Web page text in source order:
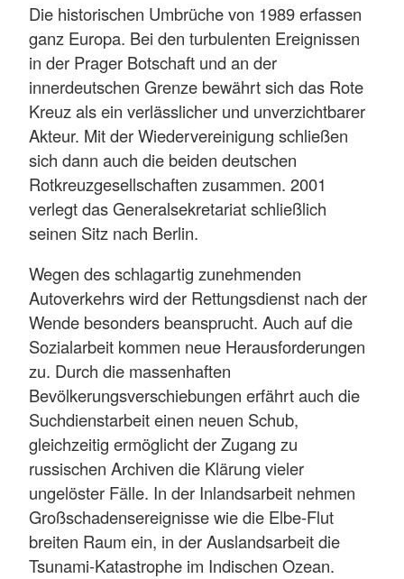
Die historischen Umbrüche von 1989 erfassen
ganz Europa. Bei den turbulenten Ereignissen
in der Prager Botschaft und an der
innerdeutschen Grenze bewährt sich das Rote
Kreuz als ein verlässlicher und unverzichtbarer
Akteur. Mit der Wiedervereinigung schließen
sich dann auch die beiden deutschen
Rotkreuzgesellschaften zusammen. 2001
verlegt das Generalsekretariat schließlich
seinen Sitz nach Berlin.
Wegen des schlagartig zunehmenden
Autoverkehrs wird der Rettungsdienst nach der
Wende besonders beansprucht. Auch auf die
Sozialarbeit kommen neue Herausforderungen
zu. Durch die massenhaften
Bevölkerungsverschiebungen erfährt auch die
Suchdienstarbeit einen neuen Schub,
gleichzeitig ermöglicht der Zugang zu
russischen Archiven die Klärung vieler
ungelöster Fälle. In der Inlandsarbeit nehmen
Großschadensereignisse wie die Elbe-Flut
breiten Raum ein, in der Auslandsarbeit die
Tsunami-Katastrophe im Indischen Ozean.